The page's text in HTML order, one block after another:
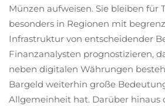
Münzen aufweisen. Sie bleiben für
besonders in Regionen mit
Infrastruktur von entscheidender
Finanzanalysten prognostizieren,
neben digitalen Währungen
Bargeld weiterhin große
Allgemeinheit hat. Darüber hinaus